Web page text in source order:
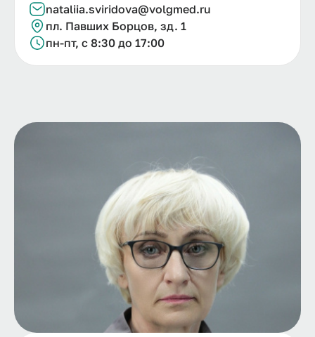
nataliia.sviridova@volgmed.ru
пл. Павших Борцов, зд. 1
пн-пт, с 8:30 до 17:00